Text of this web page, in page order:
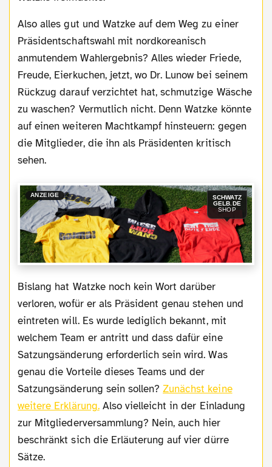
Also alles gut und Watzke auf dem Weg zu einer
Präsidentschaftswahl mit nordkoreanisch
anmutendem Wahlergebnis? Alles wieder Friede,
Freude, Eierkuchen, jetzt, wo Dr. Lunow bei seinem
Rückzug darauf verzichtet hat, schmutzige Wäsche
zu waschen? Vermutlich nicht. Denn Watzke könnte
auf einen weiteren Machtkampf hinsteuern: gegen
die Mitglieder, die ihn als Präsidenten kritisch
sehen.
ANZEIGE
SCHWATZ
GELB.DE
SHOP
Bislang hat Watzke noch kein Wort darüber
verloren, wofür er als Präsident genau stehen und
eintreten will. Es wurde lediglich bekannt, mit
welchem Team er antritt und dass dafür eine
Satzungsänderung erforderlich sein wird. Was
genau die Vorteile dieses Teams und der
Satzungsänderung sein sollen?Zunächst keine
weitere Erklärung.Also vielleicht in der Einladung
zur Mitgliederversammlung? Nein, auch hier
beschränkt sich die Erläuterung auf vier dürre
Sätze.